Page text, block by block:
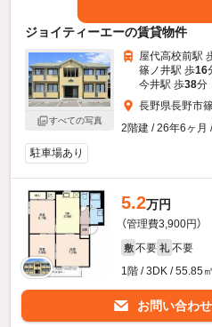
ジョイティーエーの賃貸物件
すべての写真
屋代高校前駅
篠ノ井駅 歩16
今井駅 歩38分
長野県長野市
2階建 / 26年6ヶ月
駐車場あり
5.2万円
（管理費3,900円）
敷 不要 礼 不要
1階 / 3DK / 55.85㎡
お問い合わせ